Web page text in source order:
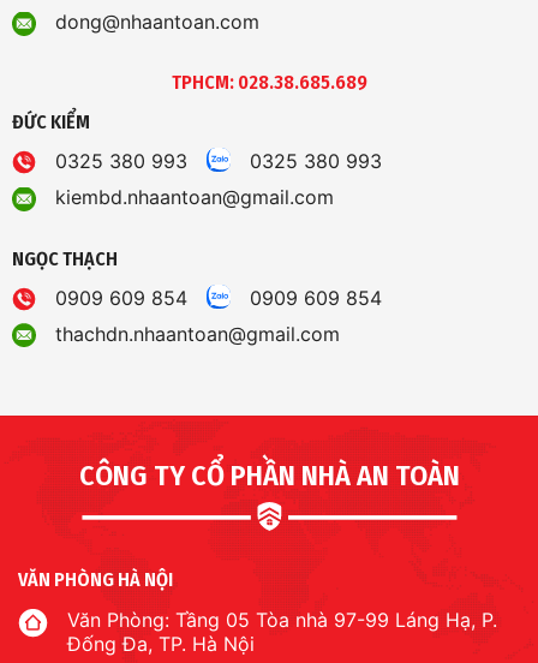
dong@nhaantoan.com
TPHCM: 028.38.685.689
ĐỨC KIỂM
0325 380 993
0325 380 993
kiembd.nhaantoan@gmail.com
NGỌC THẠCH
0909 609 854
0909 609 854
thachdn.nhaantoan@gmail.com
CÔNG TY CỔ PHẦN NHÀ AN TOÀN
VĂN PHÒNG HÀ NỘI
Văn Phòng: Tầng 05 Tòa nhà 97-99 Láng Hạ, P.
Đống Đa, TP. Hà Nội